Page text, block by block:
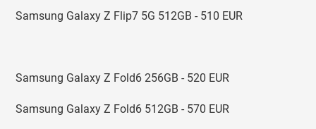
Samsung Galaxy Z Flip7 5G 512GB - 510 EUR
Samsung Galaxy Z Fold6 256GB - 520 EUR
Samsung Galaxy Z Fold6 512GB - 570 EUR